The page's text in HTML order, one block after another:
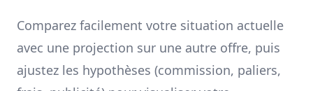
Comparez facilement votre situation actuelle
avec une projection sur une autre offre, puis
ajustez les hypothèses (commission, paliers,